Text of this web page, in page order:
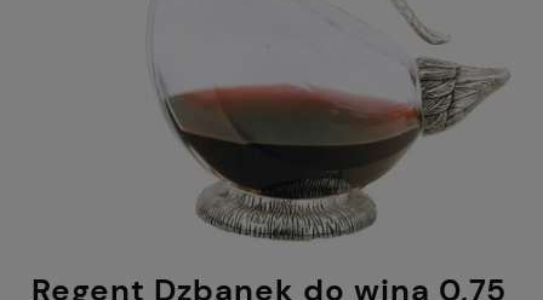
Regent Dzbanek do wina 0,75